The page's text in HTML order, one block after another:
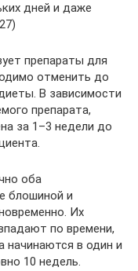
дней и даже
препараты для
отменить до
В зависимости
препарата,
за 1–3 недели до
оба
блошиной и
Их
по времени,
начинаются в один и
10 недель.